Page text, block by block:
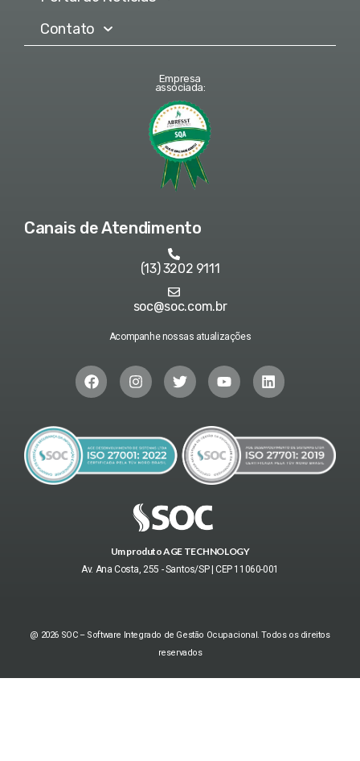
Contato
Empresa
associada:
Canais de Atendimento
(13) 3202 9111
soc@soc.com.br
Acompanhe nossas atualizações
Um produto AGE TECHNOLOGY
Av. Ana Costa, 255 - Santos/SP | CEP 11060-001
@ 2026 SOC – Software Integrado de Gestão Ocupacional. Todos os direitos
reservados